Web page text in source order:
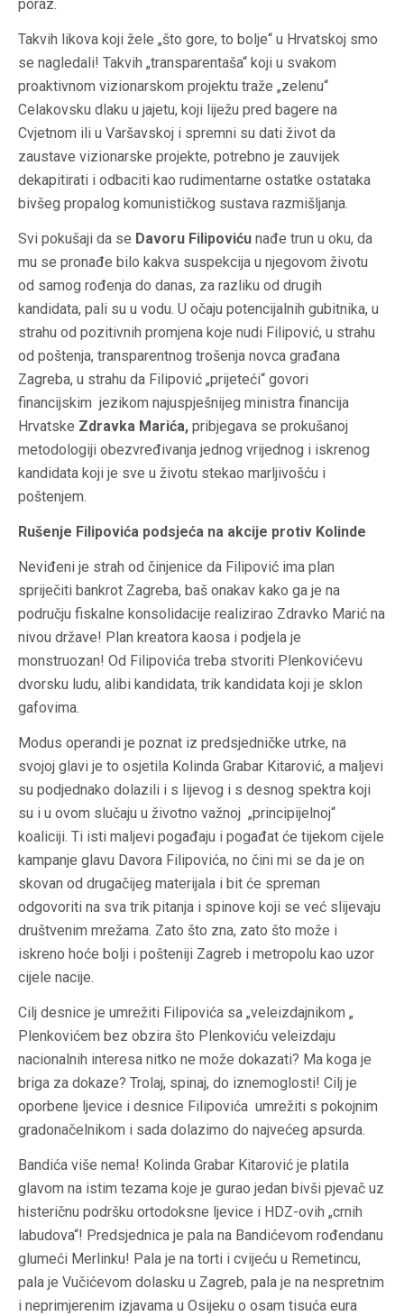
poraz.
Takvih likova koji žele „što gore, to bolje“ u Hrvatskoj smo
se nagledali! Takvih „transparentaša“ koji u svakom
proaktivnom vizionarskom projektu traže „zelenu“
Celakovsku dlaku u jajetu, koji liježu pred bagere na
Cvjetnom ili u Varšavskoj i spremni su dati život da
zaustave vizionarske projekte, potrebno je zauvijek
dekapitirati i odbaciti kao rudimentarne ostatke ostataka
bivšeg propalog komunističkog sustava razmišljanja.
Svi pokušaji da se Davoru Filipoviću nađe trun u oku, da
mu se pronađe bilo kakva suspekcija u njegovom životu
od samog rođenja do danas, za razliku od drugih
kandidata, pali su u vodu. U očaju potencijalnih gubitnika, u
strahu od pozitivnih promjena koje nudi Filipović, u strahu
od poštenja, transparentnog trošenja novca građana
Zagreba, u strahu da Filipović „prijeteći“ govori
financijskim jezikom najuspješnijeg ministra financija
Hrvatske Zdravka Marića, pribjegava se prokušanoj
metodologiji obezvređivanja jednog vrijednog i iskrenog
kandidata koji je sve u životu stekao marljivošću i
poštenjem.
Rušenje Filipovića podsjeća na akcije protiv Kolinde
Neviđeni je strah od činjenice da Filipović ima plan
spriječiti bankrot Zagreba, baš onakav kako ga je na
području fiskalne konsolidacije realizirao Zdravko Marić na
nivou države! Plan kreatora kaosa i podjela je
monstruozan! Od Filipovića treba stvoriti Plenkovićevu
dvorsku ludu, alibi kandidata, trik kandidata koji je sklon
gafovima.
Modus operandi je poznat iz predsjedničke utrke, na
svojoj glavi je to osjetila Kolinda Grabar Kitarović, a maljevi
su podjednako dolazili i s lijevog i s desnog spektra koji
su i u ovom slučaju u životno važnoj „principijelnoj“
koaliciji. Ti isti maljevi pogađaju i pogađat će tijekom cijele
kampanje glavu Davora Filipovića, no čini mi se da je on
skovan od drugačijeg materijala i bit će spreman
odgovoriti na sva trik pitanja i spinove koji se već slijevaju
društvenim mrežama. Zato što zna, zato što može i
iskreno hoće bolji i pošteniji Zagreb i metropolu kao uzor
cijele nacije.
Cilj desnice je umrežiti Filipovića sa „veleizdajnikom „
Plenkovićem bez obzira što Plenkoviću veleizdaju
nacionalnih interesa nitko ne može dokazati? Ma koga je
briga za dokaze? Trolaj, spinaj, do iznemoglosti! Cilj je
oporbene ljevice i desnice Filipovića umrežiti s pokojnim
gradonačelnikom i sada dolazimo do najvećeg apsurda.
Bandića više nema! Kolinda Grabar Kitarović je platila
glavom na istim tezama koje je gurao jedan bivši pjevač uz
histeričnu podršku ortodoksne ljevice i HDZ-ovih „crnih
labudova“! Predsjednica je pala na Bandićevom rođendanu
glumeći Merlinku! Pala je na torti i cvijeću u Remetincu,
pala je Vučićevom dolasku u Zagreb, pala je na nespretnim
i neprimjerenim izjavama u Osijeku o osam tisuća eura